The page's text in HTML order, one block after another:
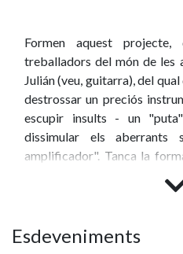
Formen aquest
treballadors del món de
Julián (veu, guitarra), del
destrossar un preciós
escupir insults - un
dissimular els aberrants
amplificador". Tanca la
El seu Punk accelerat i
Esdeveniments